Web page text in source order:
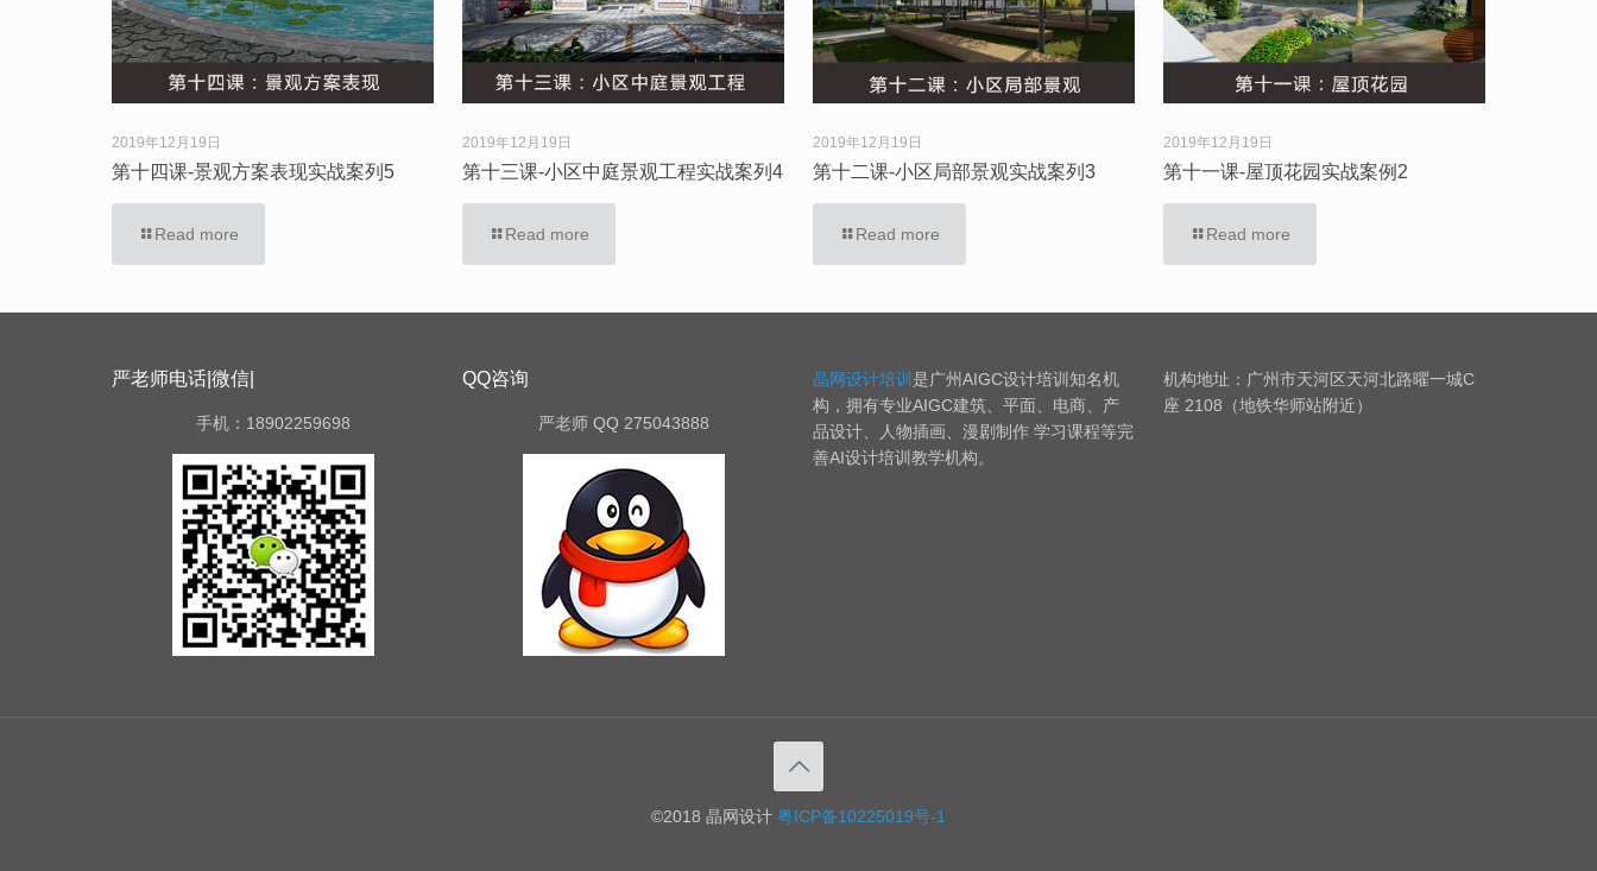
2019年12月19日
第十四课-景观方案表现实战案列5
Read more
2019年12月19日
第十三课-小区中庭景观工程实战案列4
Read more
2019年12月19日
第十二课-小区局部景观实战案列3
Read more
2019年12月19日
第十一课-屋顶花园实战案例2
Read more
严老师电话|微信|
手机：18902259698
QQ咨询
严老师 QQ 275043888
晶网设计培训 是广州AIGC设计培训知名机
构，拥有专业AIGC建筑、平面、电商、产
品设计、人物插画、漫剧制作 学习课程等完
善AI设计培训教学机构。
机构地址：广州市天河区天河北路曜一城C
座 2108（地铁华师站附近）
©2018 晶网设计 粤ICP备10225019号-1